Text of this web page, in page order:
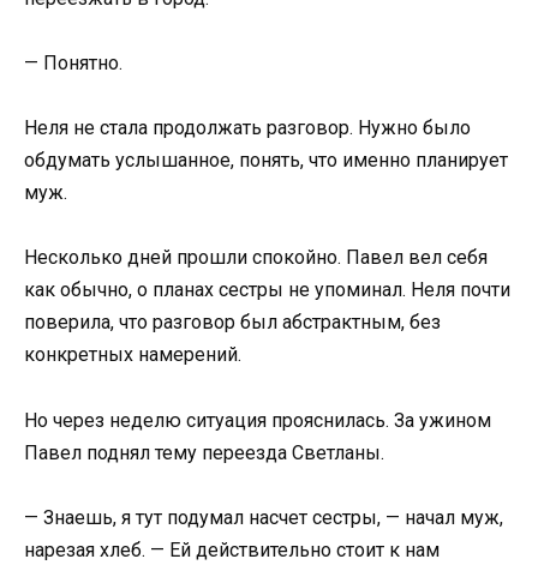
— Понятно.
Неля не стала продолжать разговор. Нужно было
обдумать услышанное, понять, что именно планирует
муж.
Несколько дней прошли спокойно. Павел вел себя
как обычно, о планах сестры не упоминал. Неля почти
поверила, что разговор был абстрактным, без
конкретных намерений.
Но через неделю ситуация прояснилась. За ужином
Павел поднял тему переезда Светланы.
— Знаешь, я тут подумал насчет сестры, — начал муж,
нарезая хлеб. — Ей действительно стоит к нам